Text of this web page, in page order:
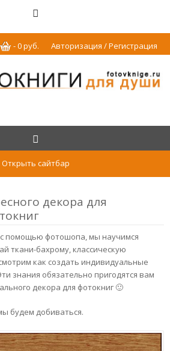
Авторизация / Регистрация
-0руб.
Открыть сайтбар
декора для
с помощью фотошопа, мы научимся
ткани-бахрому, классическую
как создать индивидуальные
знания обязательно пригодятся вам
декора для фотокниг 🙂
будем добиваться.